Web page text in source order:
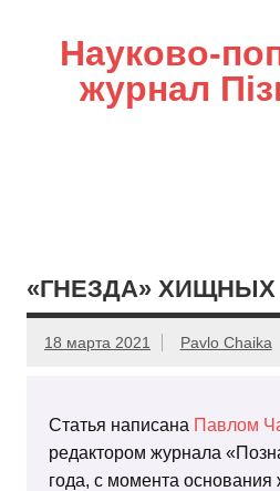
Науково-
журнал
«ГНЕЗДА»
18 марта 2021 Pavlo Chaika
Статья написана Павлом
редактором журнала
года, с момента